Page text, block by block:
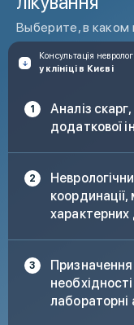
Выберите, в каком
Консультація
у клініці в Києві
Аналіз
додаткової
характерних
лабораторні